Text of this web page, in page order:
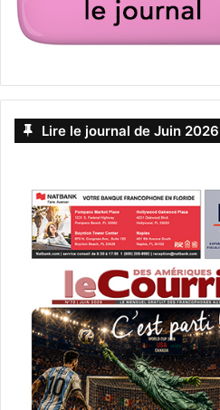
Lire le journal de Juin